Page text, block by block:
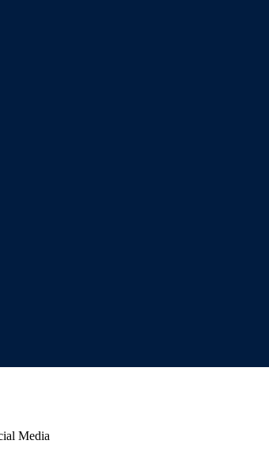
Media